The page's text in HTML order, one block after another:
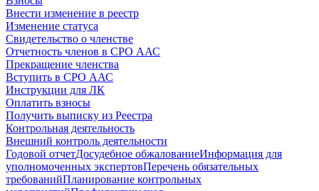
Внести изменение в реестр
Изменение статуса
Свидетельство о членстве
Отчетность членов в СРО ААС
Прекращение членства
Вступить в СРО ААС
Инструкции для ЛК
Оплатить взносы
Получить выписку из Реестра
Контрольная деятельность
Внешний контроль деятельности
Годовой отчетДосудебное обжалованиеИнформация для
уполномоченных экспертовПеречень обязательных
требованийПланирование контрольных